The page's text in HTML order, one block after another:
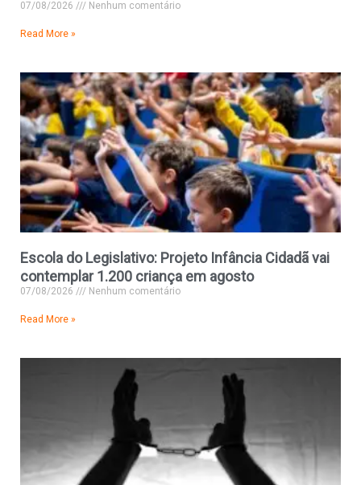
07/08/2026 Nenhum comentário
Read More »
Escola do Legislativo: Projeto Infância Cidadã vai
contemplar 1.200 criança em agosto
07/08/2026 Nenhum comentário
Read More »